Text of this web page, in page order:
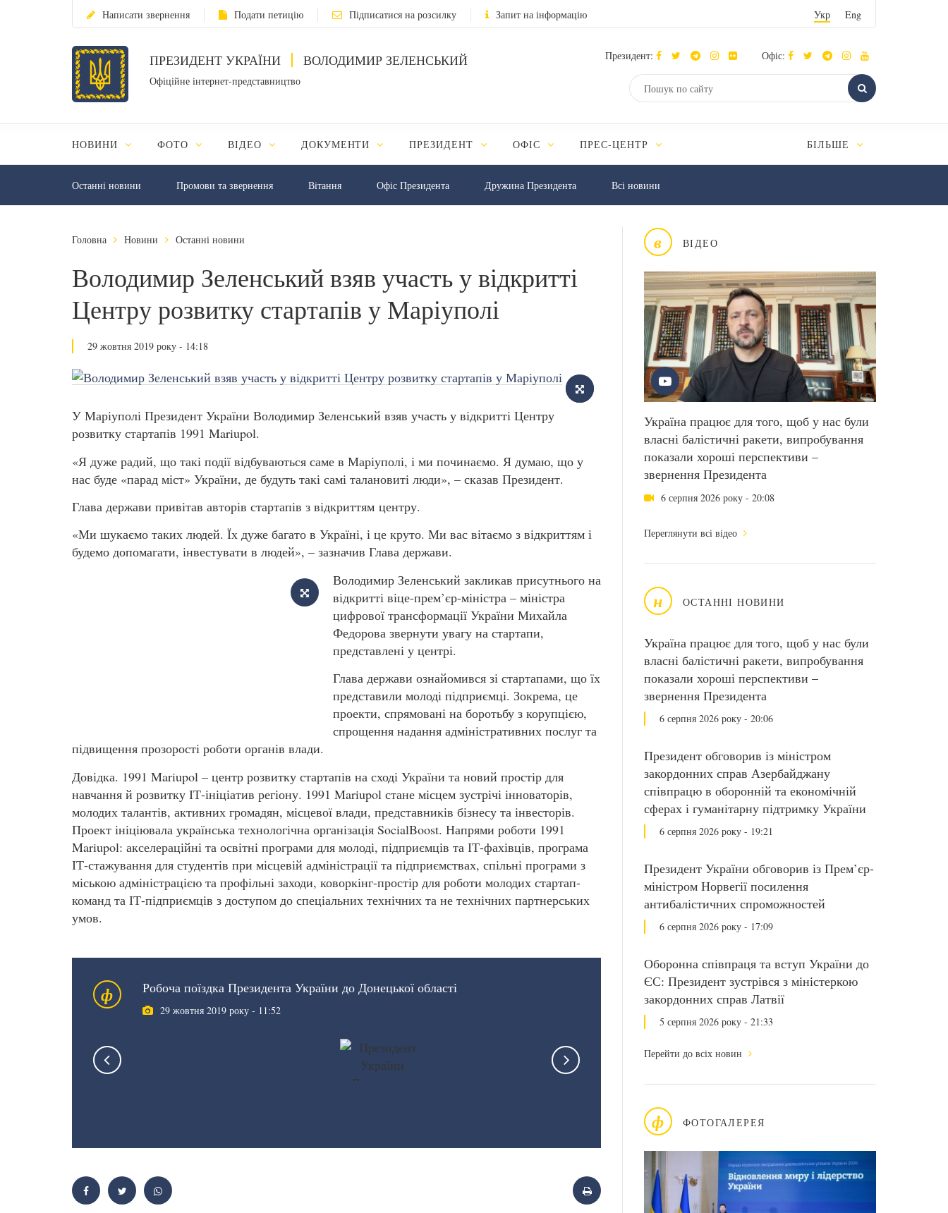
Написати звернення Подати петицію Підписатися на розсилку Запит на інформацію Укр Eng
ПРЕЗИДЕНТ УКРАЇНИ ВОЛОДИМИР ЗЕЛЕНСЬКИЙ
Офіційне інтернет-представництво
Президент: Офіс:
НОВИНИ ФОТО ВІДЕО ДОКУМЕНТИ ПРЕЗИДЕНТ ОФІС ПРЕС-ЦЕНТР БІЛЬШЕ
Останні новини Промови та звернення Вiтання Офіс Президента Дружина Президента Всі новини
в ВІДЕО
Україна працює для того, щоб у нас були
власні балістичні ракети, випробування
показали хороші перспективи –
звернення Президента
6 серпня 2026 року - 20:08
Переглянути всі відео
н ОСТАННІ НОВИНИ
Україна працює для того, щоб у нас були
власні балістичні ракети, випробування
показали хороші перспективи –
звернення Президента
6 серпня 2026 року - 20:06
Президент обговорив із міністром
закордонних справ Азербайджану
співпрацю в оборонній та економічній
сферах і гуманітарну підтримку України
6 серпня 2026 року - 19:21
Президент України обговорив із Прем’єр-
міністром Норвегії посилення
антибалістичних спроможностей
6 серпня 2026 року - 17:09
Оборонна співпраця та вступ України до
ЄС: Президент зустрівся з міністеркою
закордонних справ Латвії
5 серпня 2026 року - 21:33
Перейти до всіх новин
ф ФОТОГАЛЕРЕЯ
Головна Новини Останні новини
Володимир Зеленський взяв участь у відкритті
Центру розвитку стартапів у Маріуполі
29 жовтня 2019 року - 14:18
У Маріуполі Президент України Володимир Зеленський взяв участь у відкритті Центру
розвитку стартапів 1991 Mariupol.
«Я дуже радий, що такі події відбуваються саме в Маріуполі, і ми починаємо. Я думаю, що у
нас буде «парад міст» України, де будуть такі самі талановиті люди», – сказав Президент.
Глава держави привітав авторів стартапів з відкриттям центру.
«Ми шукаємо таких людей. Їх дуже багато в Україні, і це круто. Ми вас вітаємо з відкриттям і
будемо допомагати, інвестувати в людей», – зазначив Глава держави.
Володимир Зеленський закликав присутнього на
відкритті віце-прем’єр-міністра – міністра
цифрової трансформації України Михайла
Федорова звернути увагу на стартапи,
представлені у центрі.
Глава держави ознайомився зі стартапами, що їх
представили молоді підприємці. Зокрема, це
проекти, спрямовані на боротьбу з корупцією,
спрощення надання адміністративних послуг та
підвищення прозорості роботи органів влади.
Довідка. 1991 Mariupol – центр розвитку стартапів на сході України та новий простір для
навчання й розвитку ІТ-ініціатив регіону. 1991 Mariupol стане місцем зустрічі інноваторів,
молодих талантів, активних громадян, місцевої влади, представників бізнесу та інвесторів.
Проект ініціювала українська технологічна організація SocialBoost. Напрями роботи 1991
Mariupol: акселераційні та освітні програми для молоді, підприємців та ІТ-фахівців, програма
ІТ-стажування для студентів при місцевій адміністрації та підприємствах, спільні програми з
міською адміністрацією та профільні заходи, коворкінг-простір для роботи молодих стартап-
команд та ІТ-підприємців з доступом до спеціальних технічних та не технічних партнерських
умов.
ф Робоча поїздка Президента України до Донецької області
29 жовтня 2019 року - 11:52